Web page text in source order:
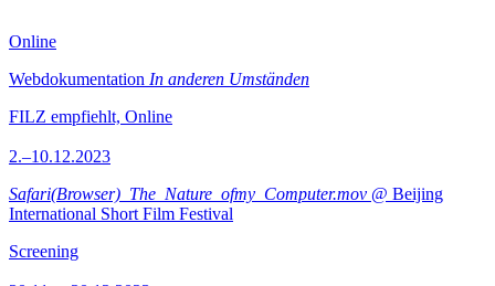
Online
Webdokumentation In anderen Umständen
FILZ empfiehlt, Online
2.–10.12.2023
Safari(Browser)_The_Nature_ofmy_Computer.mov @ Beijing
International Short Film Festival
Screening